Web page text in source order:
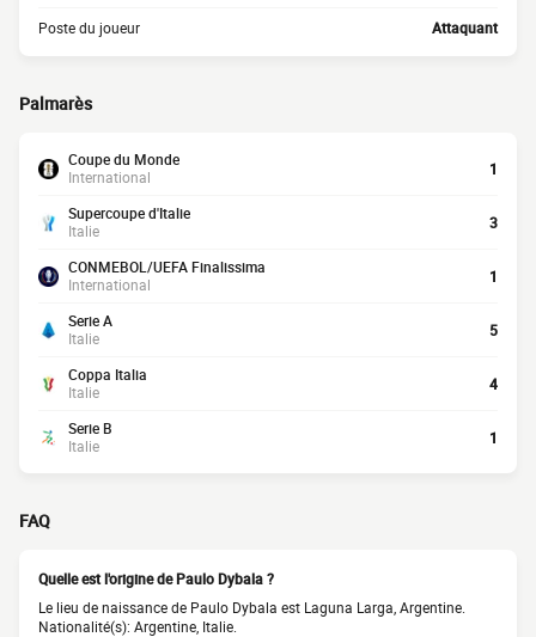
Poste du joueur Attaquant
Palmarès
Coupe du Monde
International
1
Supercoupe d'Italie
Italie
3
CONMEBOL/UEFA Finalissima
International
1
Serie A
Italie
5
Coppa Italia
Italie
4
Serie B
Italie
1
FAQ
Quelle est l'origine de Paulo Dybala ?
Le lieu de naissance de Paulo Dybala est Laguna Larga, Argentine.
Nationalité(s): Argentine, Italie.